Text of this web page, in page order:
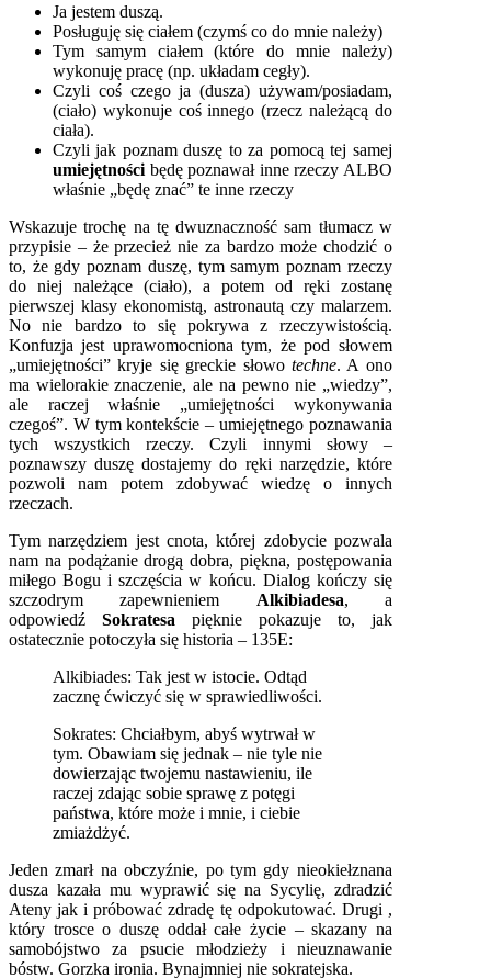
Ja jestem duszą.
Posługuję się ciałem (czymś co do mnie należy)
Tym samym ciałem (które do mnie należy)
wykonuję pracę (np. układam cegły).
Czyli coś czego ja (dusza) używam/posiadam,
(ciało) wykonuje coś innego (rzecz należącą do
ciała).
Czyli jak poznam duszę to za pomocą tej samej
umiejętności będę poznawał inne rzeczy ALBO
właśnie „będę znać” te inne rzeczy
Wskazuje trochę na tę dwuznaczność sam tłumacz w
przypisie – że przecież nie za bardzo może chodzić o
to, że gdy poznam duszę, tym samym poznam rzeczy
do niej należące (ciało), a potem od ręki zostanę
pierwszej klasy ekonomistą, astronautą czy malarzem.
No nie bardzo to się pokrywa z rzeczywistością.
Konfuzja jest uprawomocniona tym, że pod słowem
„umiejętności” kryje się greckie słowotechne. A ono
ma wielorakie znaczenie, ale na pewno nie „wiedzy”,
ale raczej właśnie „umiejętności wykonywania
czegoś”. W tym kontekście – umiejętnego poznawania
tych wszystkich rzeczy. Czyli innymi słowy –
poznawszy duszę dostajemy do ręki narzędzie, które
pozwoli nam potem zdobywać wiedzę o innych
rzeczach.
Tym narzędziem jest cnota, której zdobycie pozwala
nam na podążanie drogą dobra, piękna, postępowania
miłego Bogu i szczęścia w końcu. Dialog kończy się
szczodrym zapewnieniem Alkibiadesa, a
odpowiedź Sokratesa pięknie pokazuje to, jak
ostatecznie potoczyła się historia – 135E:
Alkibiades: Tak jest w istocie. Odtąd
zacznę ćwiczyć się w sprawiedliwości.
Sokrates: Chciałbym, abyś wytrwał w
tym. Obawiam się jednak – nie tyle nie
dowierzając twojemu nastawieniu, ile
raczej zdając sobie sprawę z potęgi
państwa, które może i mnie, i ciebie
zmiażdżyć.
Jeden zmarł na obczyźnie, po tym gdy nieokiełznana
dusza kazała mu wyprawić się na Sycylię, zdradzić
Ateny jak i próbować zdradę tę odpokutować. Drugi ,
który trosce o duszę oddał całe życie – skazany na
samobójstwo za psucie młodzieży i nieuznawanie
bóstw. Gorzka ironia. Bynajmniej nie sokratejska.